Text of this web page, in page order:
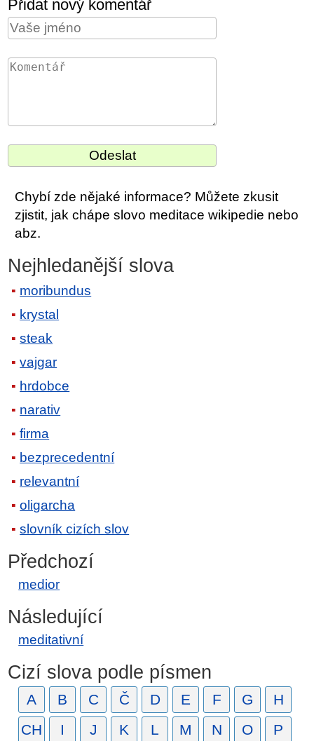
Přidat nový komentář
Chybí zde nějaké informace? Můžete zkusit
zjistit, jak chápe slovo meditace wikipedie nebo
abz.
Nejhledanější slova
moribundus
krystal
steak
vajgar
hrdobce
narativ
firma
bezprecedentní
relevantní
oligarcha
slovník cizích slov
Předchozí
medior
Následující
meditativní
Cizí slova podle písmen
A B C Č D E F G
H
CH
I J K L M N O P